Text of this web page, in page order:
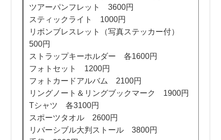
ツアーパンフレット 3600円
スティックライト 1000円
リボンブレスレット（写真ステッカー付）
500円
ストラップキーホルダー 各1600円
フォトセット 1200円
フォトカードアルバム 2100円
リングノート＆リングブックマーク 1900円
Tシャツ 各3100円
スポーツタオル 2600円
リバーシブル大判ストール 3800円